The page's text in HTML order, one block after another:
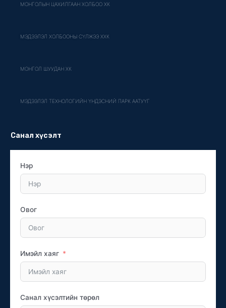
МОНГОЛЫН ЦАХИЛГААН ХОЛБОО ХК
МЭДЭЭЛЭЛ ХОЛБООНЫ СҮЛЖЭЭ ХХК
МОНГОЛ ШУУДАН ХК
МЭДЭЭЛЭЛ ТЕХНОЛОГИЙН ҮНДЭСНИЙ ПАРК ААТУҮГ
Санал хүсэлт
Нэр
Овог
Имэйл хаяг
Санал хүсэлтийн төрөл